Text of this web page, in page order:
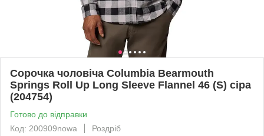
Сорочка чоловіча Columbia Bearmouth
Springs Roll Up Long Sleeve Flannel 46 (S) сіра
(204754)
Готово до відправки
Код: 200909nowa
Роздріб